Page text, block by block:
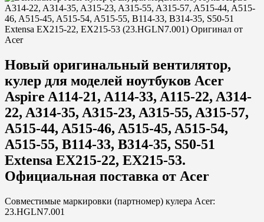
Новый оригинальный вентилятор,
кулер для моделей ноутбуков Acer
Aspire A114-21, A114-33, A115-22, A314-
22, A314-35, A315-23, A315-55, A315-57,
A515-44, A515-46, A515-45, A515-54,
A515-55, B114-33, B314-35, S50-51
Extensa EX215-22, EX215-53.
Официальная поставка от Acer
Совместимые маркировки (партномер) кулера Acer:
23.HGLN7.001